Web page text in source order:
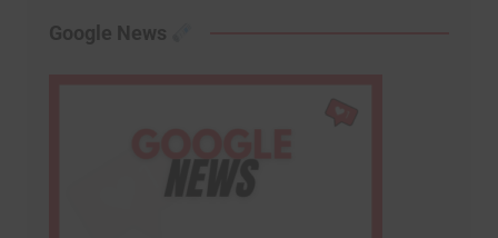
Google News